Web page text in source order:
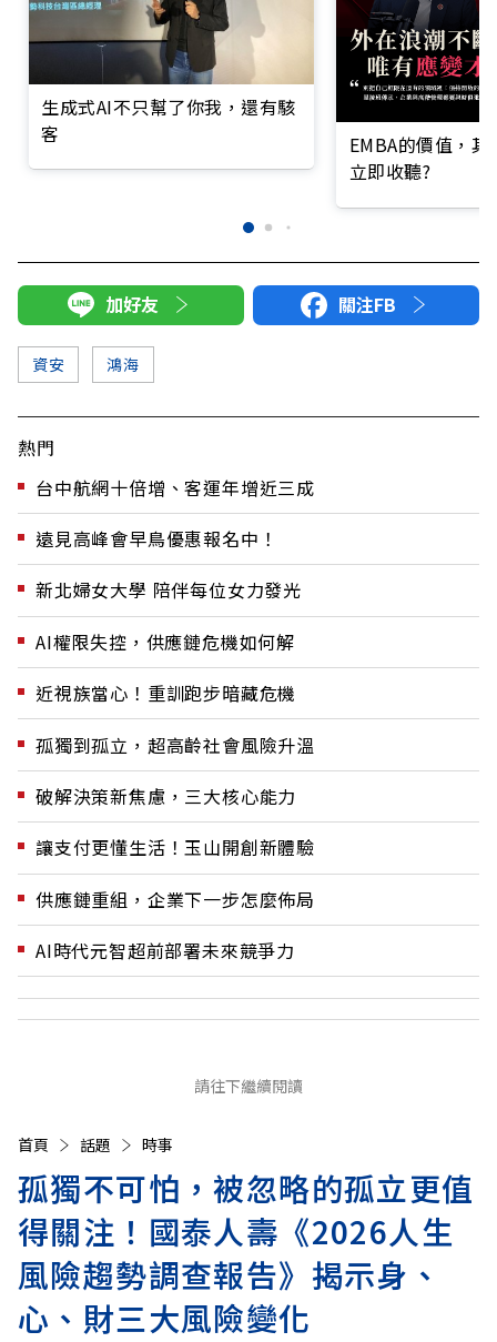
生成式AI不只幫了你我，還有駭
客
EMBA的價值，
立即收聽?
加好友 關注FB
資安 鴻海
熱門
台中航網十倍增、客運年增近三成
遠見高峰會早鳥優惠報名中！
新北婦女大學 陪伴每位女力發光
AI權限失控，供應鏈危機如何解
近視族當心！重訓跑步暗藏危機
孤獨到孤立，超高齡社會風險升溫
破解決策新焦慮，三大核心能力
讓支付更懂生活！玉山開創新體驗
供應鏈重組，企業下一步怎麼佈局
AI時代元智超前部署未來競爭力
請往下繼續閱讀
首頁 話題 時事
孤獨不可怕，被忽略的孤立更值
得關注！國泰人壽《2026人生
風險趨勢調查報告》揭示身、
心、財三大風險變化